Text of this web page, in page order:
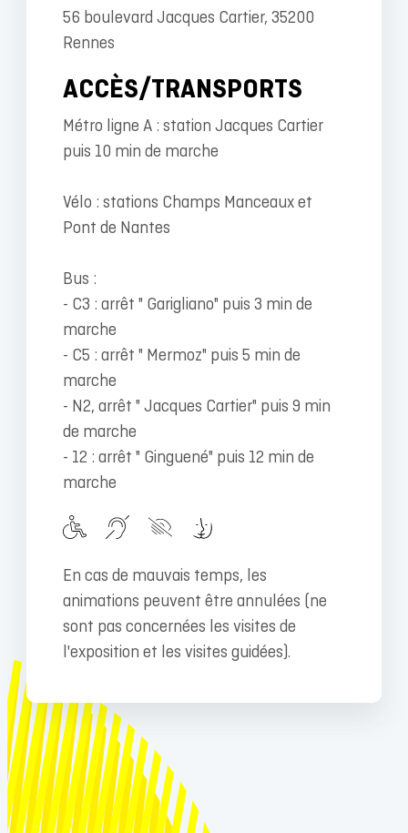
56 boulevard Jacques Cartier, 35200
Rennes
ACCÈS/TRANSPORTS
Métro ligne A : station Jacques Cartier
puis 10 min de marche
Vélo : stations Champs Manceaux et
Pont de Nantes
Bus :
- C3 : arrêt " Garigliano" puis 3 min de
marche
- C5 : arrêt " Mermoz" puis 5 min de
marche
- N2, arrêt " Jacques Cartier" puis 9 min
de marche
- 12 : arrêt " Ginguené" puis 12 min de
marche
En cas de mauvais temps, les
animations peuvent être annulées (ne
sont pas concernées les visites de
l'exposition et les visites guidées).